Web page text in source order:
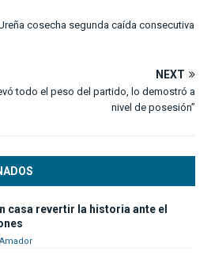
cosecha segunda caída consecutiva
NEXT
todo el peso del partido, lo demostró a
nivel de posesión”
casa revertir la historia ante el